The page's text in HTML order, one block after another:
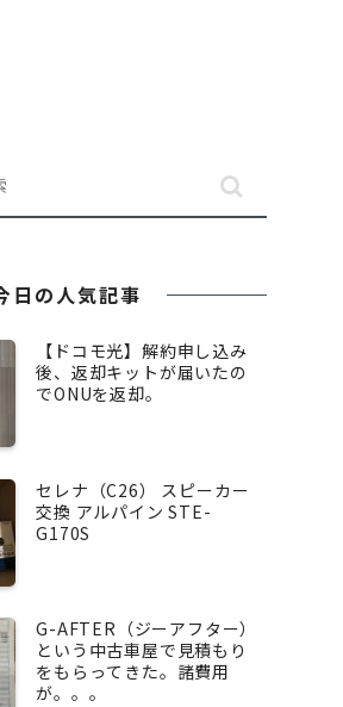
日の人気記事
【ドコモ光】解約申し込み
後、返却キットが届いたの
でONUを返却。
セレナ（C26） スピーカー
交換 アルパイン STE-
G170S
G-AFTER（ジーアフター）
という中古車屋で見積もり
をもらってきた。諸費用
が。。。